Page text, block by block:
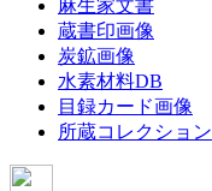
麻生家文書
蔵書印画像
炭鉱画像
水素材料DB
目録カード画像
所蔵コレクション